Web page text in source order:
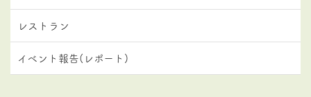
レストラン
イベント報告(レポート)